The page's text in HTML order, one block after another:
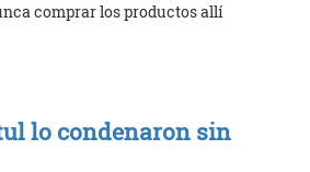
comprar los productos allí
lo condenaron sin